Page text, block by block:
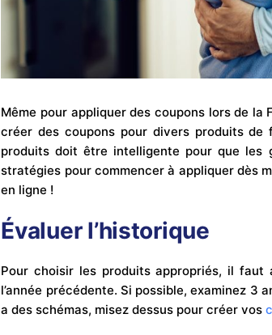
Même pour appliquer des coupons lors de
créer des coupons pour divers produits
produits doit être intelligente pour que les
stratégies pour commencer à appliquer dès
en ligne !
Évaluer l’historique
Pour choisir les produits appropriés, il
l’année précédente. Si possible, examinez 3
a des schémas, misez dessus pour créer vos